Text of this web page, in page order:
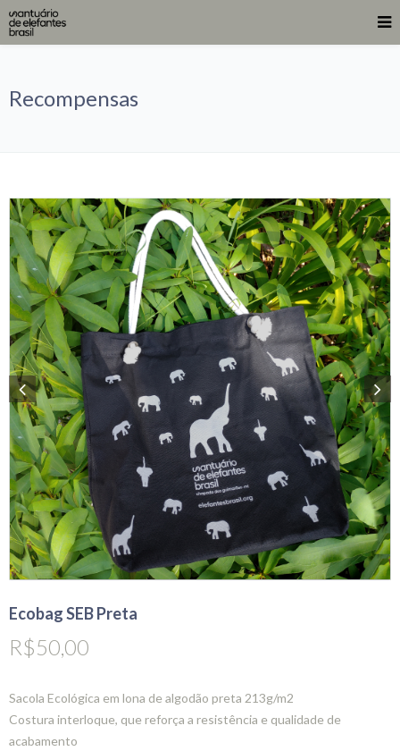
Recompensas
Ecobag SEB Preta
R$50,00
Sacola Ecológica em lona de algodão preta 213g/m2
Costura interloque, que reforça a resistência e qualidade de
acabamento